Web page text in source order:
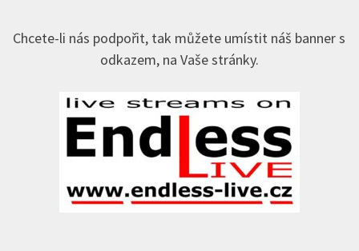
Chcete-li nás podpořit, tak můžete umístit náš banner s
odkazem, na Vaše stránky.